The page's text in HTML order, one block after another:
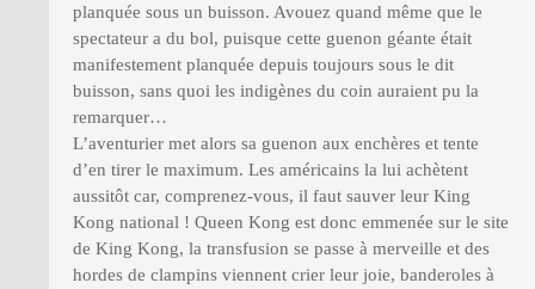
planquée sous un buisson. Avouez quand même que le
spectateur a du bol, puisque cette guenon géante était
manifestement planquée depuis toujours sous le dit
buisson, sans quoi les indigènes du coin auraient pu la
remarquer…
L’aventurier met alors sa guenon aux enchères et tente
d’en tirer le maximum. Les américains la lui achètent
aussitôt car, comprenez-vous, il faut sauver leur King
Kong national ! Queen Kong est donc emmenée sur le site
de King Kong, la transfusion se passe à merveille et des
hordes de clampins viennent crier leur joie, banderoles à